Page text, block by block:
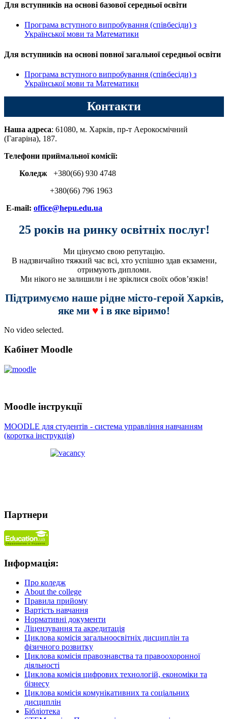
Для вступників на основі базової середньої освіти
Програма вступного випробування (співбесіди) з
Української мови та Математики
Для вступників на основі повної загальної середньої освіти
Програма вступного випробування (співбесіди) з
Української мови та Математики
Контакти
Наша адреса: 61080, м. Харків, пр-т Аерокосмічний
(Гагаріна), 187.
Телефони приймальної комісії:
Коледж +380(66) 930 4748
+380(66) 796 1963
E-mail: office@hepu.edu.ua
25 років на ринку освітніх послуг!
Ми цінуємо свою репутацію.
В надзвичайно тяжкий час всі, хто успішно здав екзамени,
отримують дипломи.
Ми нікого не залишили і не зріклися своїх обов’язків!
Підтримуємо наше рідне місто-герой Харків,
яке ми ♥ і в яке віримо!
No video selected.
Кабінет Moodle
Moodle інструкції
MOODLE для студентів - система управління навчанням
(коротка інструкція)
Партнери
Інформація:
Про коледж
About the college
Правила прийому
Вартість навчання
Нормативні документи
Ліцензування та акредитація
Циклова комісія загальноосвітніх дисциплін та
фізичного розвитку
Циклова комісія правознавства та правоохоронної
діяльності
Циклова комісія цифрових технологій, економіки та
бізнесу
Циклова комісія комунікативних та соціальних
дисциплін
Бібліотека